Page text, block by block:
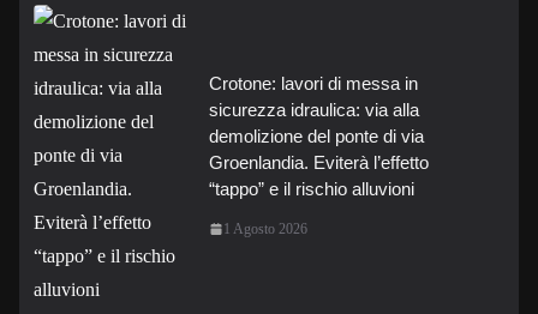
Crotone: lavori di messa in
sicurezza idraulica: via alla
demolizione del ponte di via
Groenlandia. Eviterà l’effetto
“tappo” e il rischio alluvioni
1 Agosto 2026